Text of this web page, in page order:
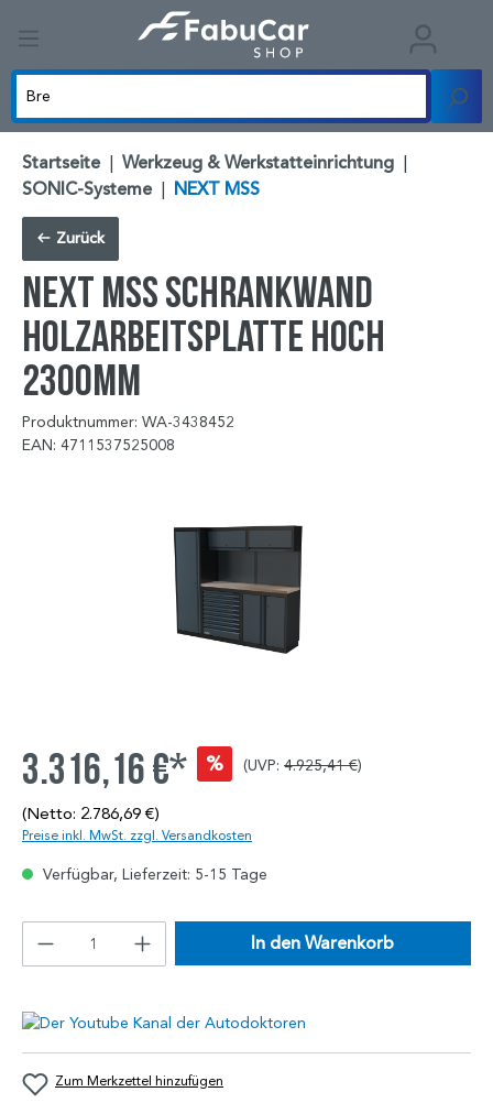
Startseite | Werkzeug & Werkstatteinrichtung |
SONIC-Systeme | NEXT MSS
Zurück
NEXT MSS Schrankwand
Holzarbeitsplatte hoch
2300mm
Produktnummer: WA-3438452
EAN: 4711537525008
3.316,16 €* % (UVP: 4.925,41 €)
(Netto: 2.786,69 €)
Preise inkl. MwSt. zzgl. Versandkosten
Verfügbar, Lieferzeit: 5-15 Tage
In den Warenkorb
Zum Merkzettel hinzufügen